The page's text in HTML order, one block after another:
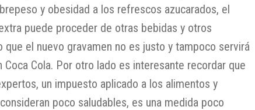
y obesidad a los refrescos azucarados, el
puede proceder de otras bebidas y otros
que el nuevo gravamen no es justo y tampoco servirá
Coca Cola. Por otro lado es interesante recordar que
un impuesto aplicado a los alimentos y
poco saludables, es una medida poco